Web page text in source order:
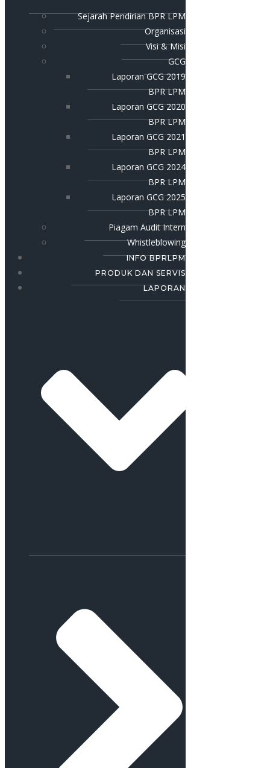
Sejarah Pendirian BPR LPM
Organisasi
Visi & Misi
GCG
Laporan GCG 2019
BPR LPM
Laporan GCG 2020
BPR LPM
Laporan GCG 2021
BPR LPM
Laporan GCG 2024
BPR LPM
Laporan GCG 2025
BPR LPM
Piagam Audit Intern
Whistleblowing
INFO BPRLPM
PRODUK DAN SERVIS
LAPORAN